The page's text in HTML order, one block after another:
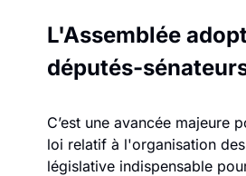
L'Assemblée
députés-
C’est une avancée majeure
loi relatif à l'organisation
législative indispensable